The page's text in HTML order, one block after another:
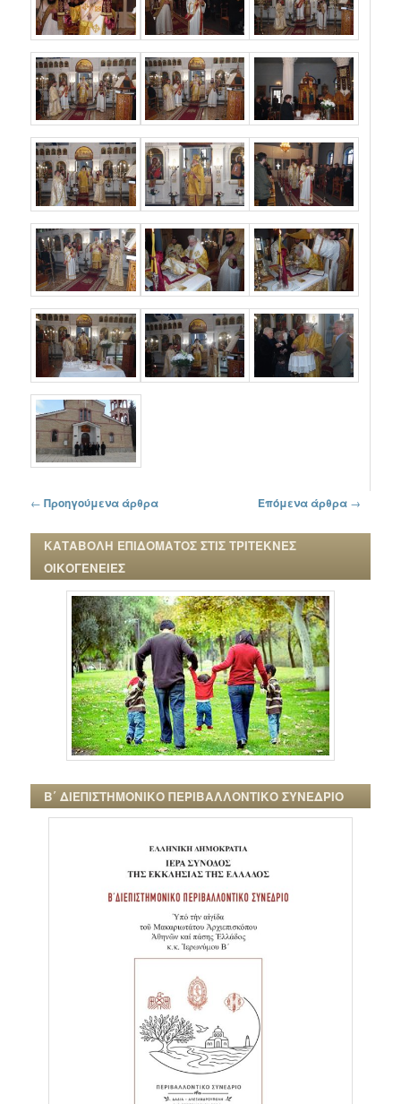
Πλοήγηση στα άρθρα
← Προηγούμενα άρθρα Επόμενα άρθρα →
ΚΑΤΑΒΟΛΗ ΕΠΙΔΟΜΑΤΟΣ ΣΤΙΣ ΤΡΙΤΕΚΝΕΣ
ΟΙΚΟΓΕΝΕΙΕΣ
Β΄ ΔΙΕΠΙΣΤΗΜΟΝΙΚΟ ΠΕΡΙΒΑΛΛΟΝΤΙΚΟ ΣΥΝΕΔΡΙΟ